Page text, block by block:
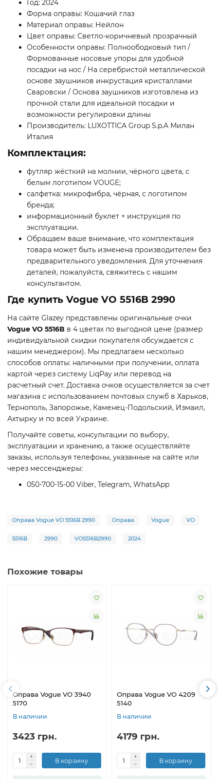
Год: 2024
Форма оправы: Кошачий глаз
Материал оправы: Нейлон
Цвет оправы: Светло-коричневый прозрачный
Особенности оправы: Полноободковый тип /
Формованные носовые упоры для удобной
посадки на нос / На серебристой металлической
основе заушников инкрустация кристаллами
Сваровски / Основа заушников изготовлена из
прочной стали для идеальной посадки и
возможности регулировки длины
Производитель: LUXOTTICA Group S.p.A Милан
Италия
Комплектация:
футляр жёсткий на молнии, чёрного цвета, с
белым логотипом VOUGE;
салфетка: микрофибра, чёрная, с логотипом
бренда;
информационный буклет + инструкция по
эксплуатации.
Обращаем ваше внимание, что комплектация
товара может быть изменена производителем без
предварительного уведомления. Для уточнения
деталей, пожалуйста, свяжитесь с нашим
консультантом.
Где купить Vogue VO 5516B 2990
На сайте Glazey представлены оригинальные очки
Vogue VO 5516B в 4 цветах по выгодной цене (размер
индивидуальной скидки покупателя обсуждается с
нашим менеджером). Мы предлагаем несколько
способов оплаты: наличными при получении, оплата
картой через систему LiqPay или перевод на
расчетный счет. Доставка очков осуществляется за счет
магазина с использованием почтовых служб в Харьков,
Тернополь, Запорожье, Каменец-Подольский, Измаил,
Ахтырку и по всей Украине.
Получайте советы, консультации по выбору,
эксплуатации и хранению, а также осуществляйте
заказы, используя телефоны, указанные на сайте или
через мессенджеры:
050-700-15-00 Viber, Telegram, WhatsApp
Оправа Vogue VO 5516B 2990 Оправа Vogue VO
5516B 2990 VO5516B2990 2024
Похожие товары
Оправа Vogue VO 3940
5170
В наличии
3423 грн.
В корзину
Оправа Vogue VO 4209
5140
В наличии
4179 грн.
В корзину